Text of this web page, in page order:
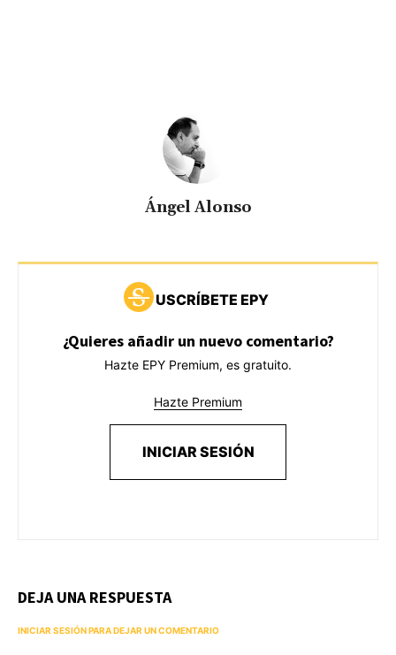
Ángel Alonso
USCRÍBETE EPY
¿Quieres añadir un nuevo comentario?
Hazte EPY Premium, es gratuito.
Hazte Premium
INICIAR SESIÓN
DEJA UNA RESPUESTA
INICIAR SESIÓN PARA DEJAR UN COMENTARIO